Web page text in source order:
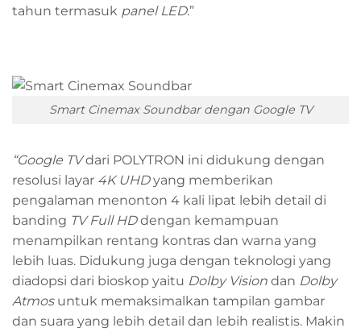
tahun termasuk panel LED.”
Smart Cinemax Soundbar dengan Google TV
“Google TVdari POLYTRON ini didukung dengan
resolusi layar 4K UHDyang memberikan
pengalaman menonton 4 kali lipat lebih detail di
banding TV Full HDdengan kemampuan
menampilkan rentang kontras dan warna yang
lebih luas. Didukung juga dengan teknologi yang
diadopsi dari bioskop yaitu Dolby Vision dan Dolby
Atmosuntuk memaksimalkan tampilan gambar
dan suara yang lebih detail dan lebih realistis. Makin